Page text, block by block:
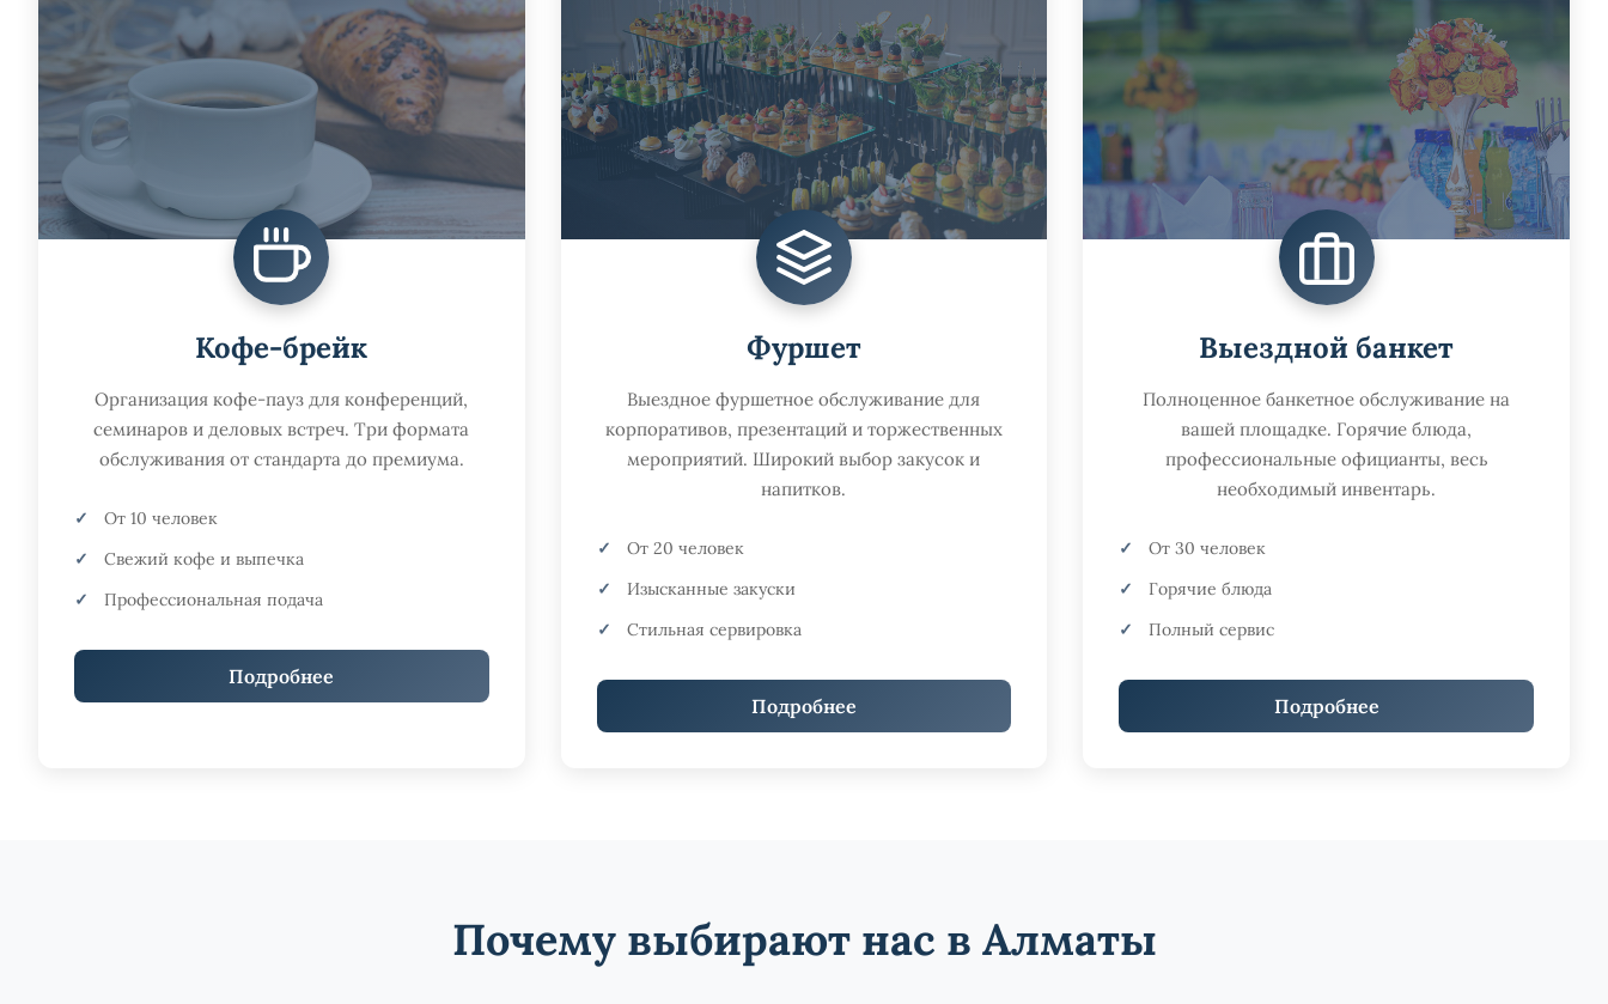
Кофе-брейк
Организация кофе-пауз для конференций,
семинаров и деловых встреч. Три формата
обслуживания от стандарта до премиума.
От 10 человек
Свежий кофе и выпечка
Профессиональная подача
Подробнее
Фуршет
Выездное фуршетное обслуживание для
корпоративов, презентаций и торжественных
мероприятий. Широкий выбор закусок и
напитков.
От 20 человек
Изысканные закуски
Стильная сервировка
Подробнее
Выездной банкет
Полноценное банкетное обслуживание на
вашей площадке. Горячие блюда,
профессиональные официанты, весь
необходимый инвентарь.
От 30 человек
Горячие блюда
Полный сервис
Подробнее
Почему выбирают нас в Алматы